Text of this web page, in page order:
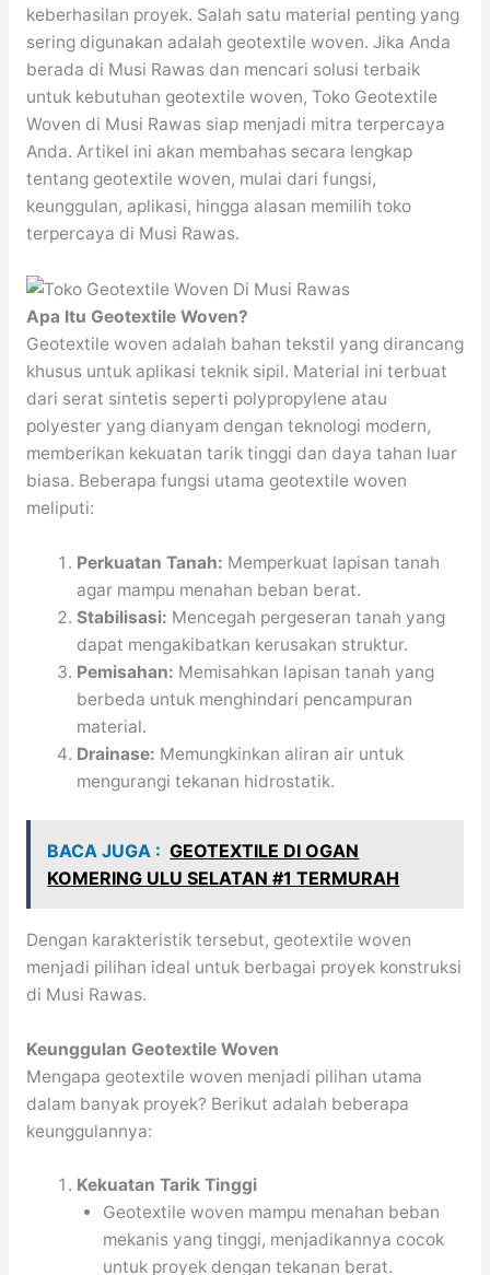
keberhasilan proyek. Salah satu material penting yang
sering digunakan adalah geotextile woven. Jika Anda
berada di Musi Rawas dan mencari solusi terbaik
untuk kebutuhan geotextile woven, Toko Geotextile
Woven di Musi Rawas siap menjadi mitra terpercaya
Anda. Artikel ini akan membahas secara lengkap
tentang geotextile woven, mulai dari fungsi,
keunggulan, aplikasi, hingga alasan memilih toko
terpercaya di Musi Rawas.
Apa Itu Geotextile Woven?
Geotextile woven adalah bahan tekstil yang dirancang
khusus untuk aplikasi teknik sipil. Material ini terbuat
dari serat sintetis seperti polypropylene atau
polyester yang dianyam dengan teknologi modern,
memberikan kekuatan tarik tinggi dan daya tahan luar
biasa. Beberapa fungsi utama geotextile woven
meliputi:
Perkuatan Tanah: Memperkuat lapisan tanah
agar mampu menahan beban berat.
Stabilisasi: Mencegah pergeseran tanah yang
dapat mengakibatkan kerusakan struktur.
Pemisahan: Memisahkan lapisan tanah yang
berbeda untuk menghindari pencampuran
material.
Drainase: Memungkinkan aliran air untuk
mengurangi tekanan hidrostatik.
BACA JUGA : GEOTEXTILE DI OGAN
KOMERING ULU SELATAN #1 TERMURAH
Dengan karakteristik tersebut, geotextile woven
menjadi pilihan ideal untuk berbagai proyek konstruksi
di Musi Rawas.
Keunggulan Geotextile Woven
Mengapa geotextile woven menjadi pilihan utama
dalam banyak proyek? Berikut adalah beberapa
keunggulannya:
Kekuatan Tarik Tinggi
Geotextile woven mampu menahan beban
mekanis yang tinggi, menjadikannya cocok
untuk proyek dengan tekanan berat.